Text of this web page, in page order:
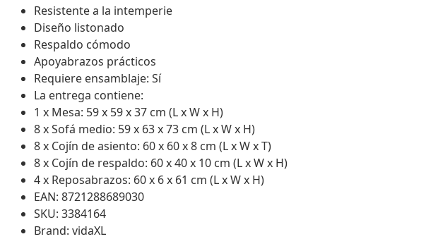
Resistente a la intemperie
Diseño listonado
Respaldo cómodo
Apoyabrazos prácticos
Requiere ensamblaje: Sí
La entrega contiene:
1 x Mesa: 59 x 59 x 37 cm (L x W x H)
8 x Sofá medio: 59 x 63 x 73 cm (L x W x H)
8 x Cojín de asiento: 60 x 60 x 8 cm (L x W x T)
8 x Cojín de respaldo: 60 x 40 x 10 cm (L x W x H)
4 x Reposabrazos: 60 x 6 x 61 cm (L x W x H)
EAN: 8721288689030
SKU: 3384164
Brand: vidaXL